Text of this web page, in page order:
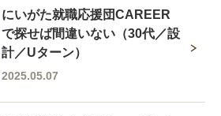
にいがた就職応援団CAREER
で探せば間違いない（30代／設
計／Uターン）
2025.05.07